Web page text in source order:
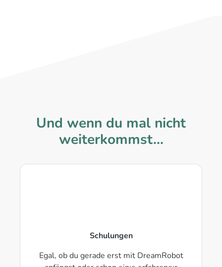
Und wenn du mal nicht
weiterkommst...
Schulungen
Egal, ob du gerade erst mit DreamRobot